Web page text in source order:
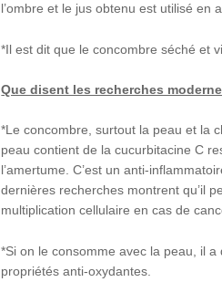
l’ombre et le jus obtenu est utilisé en
*Il est dit que le concombre séché et
Que disent les recherches
*Le concombre, surtout la peau et la
peau contient de la cucurbitacine C
l’amertume. C’est un anti-
dernières recherches montrent qu’il
multiplication cellulaire en cas de
*Si on le consomme avec la peau, il a
propriétés anti-oxydantes.